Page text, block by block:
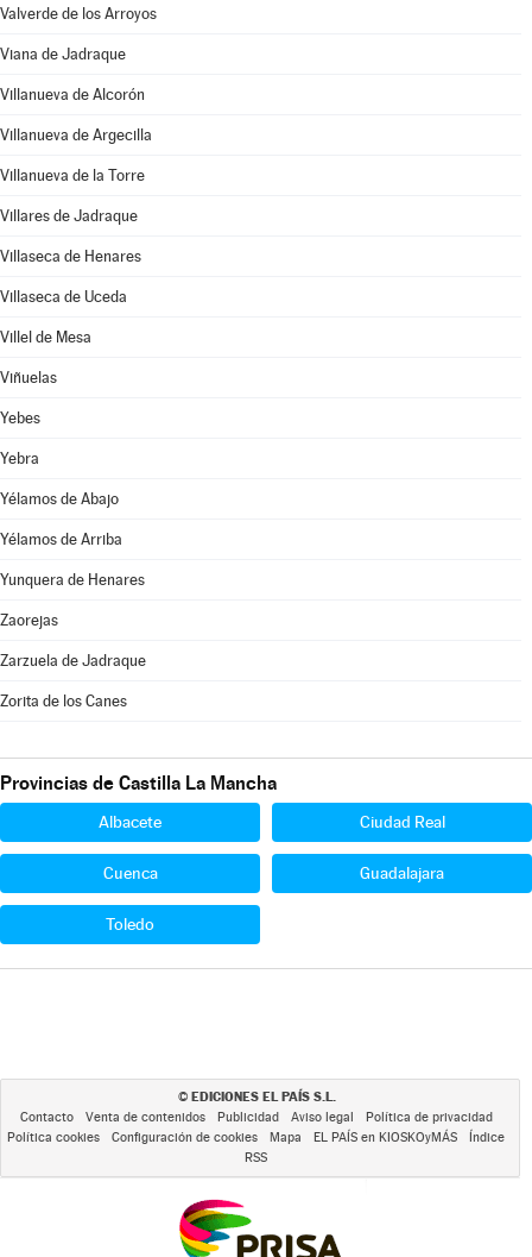
Valverde de los Arroyos
Viana de Jadraque
Villanueva de Alcorón
Villanueva de Argecilla
Villanueva de la Torre
Villares de Jadraque
Villaseca de Henares
Villaseca de Uceda
Villel de Mesa
Viñuelas
Yebes
Yebra
Yélamos de Abajo
Yélamos de Arriba
Yunquera de Henares
Zaorejas
Zarzuela de Jadraque
Zorita de los Canes
Provincias de Castilla La Mancha
Albacete Ciudad Real
Cuenca Guadalajara
Toledo
© EDICIONES EL PAÍS S.L.
Contacto Venta de contenidos Publicidad Aviso legal
Política de privacidad
Política cookies
Configuración de cookies Mapa EL PAÍS en KIOSKOyMÁS
Índice
RSS